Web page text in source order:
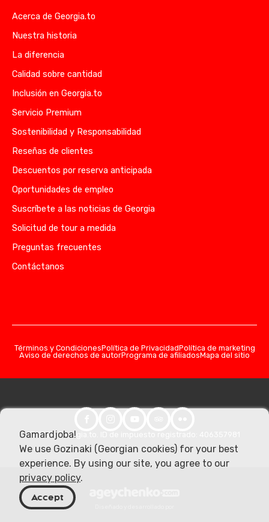
Acerca de Georgia.to
Nuestra historia
La diferencia
Calidad sobre cantidad
Inclusión en Georgia.to
Servicio Premium
Sostenibilidad y Responsabilidad
Reseñas de clientes
Descuentos por reserva anticipada
Oportunidades de empleo
Suscríbete a las noticias de Georgia
Solicitud de tour a medida
Preguntas frecuentes
Contáctanos
Términos y CondicionesPolítica de PrivacidadPolítica de marketing
Aviso de derechos de autorPrograma de afiliadosMapa del sitio
© 2026 Georgia.to. ID de impuesto registrado: 406357981
Gamardjoba!
We use Gozinaki (Georgian cookies) for your best
experience. By using our site, you agree to our
privacy policy.
Accept